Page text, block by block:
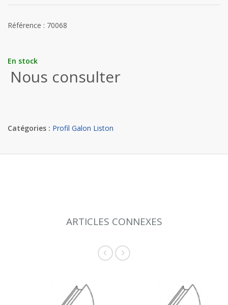
Référence : 70068
En stock
Nous consulter
Catégories : Profil Galon Liston
ARTICLES CONNEXES